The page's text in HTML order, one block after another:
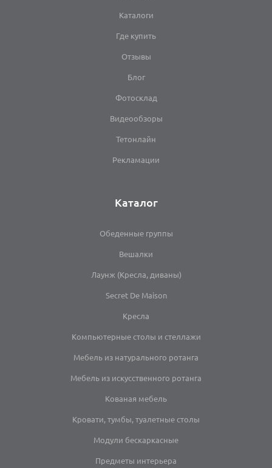
Каталоги
Где купить
Отзывы
Блог
Фотосклад
Видеообзоры
Тетонлайн
Рекламации
Каталог
Обеденные группы
Вешалки
Лаунж (Кресла, диваны)
Secret De Maison
Кресла
Компьютерные столы и стеллажи
Мебель из натурального ротанга
Мебель из искусственного ротанга
Кованая мебель
Кровати, тумбы, туалетные столы
Модули бескаркасные
Предметы интерьера